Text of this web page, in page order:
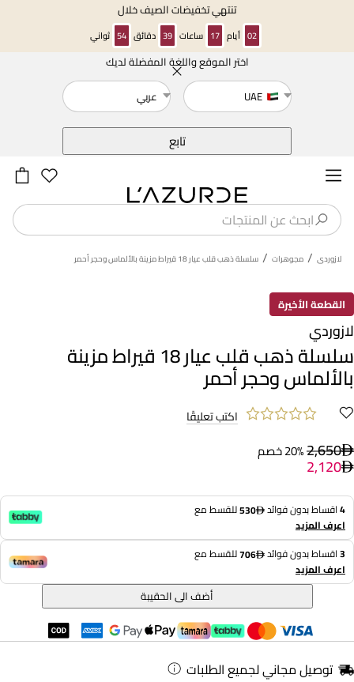
تنتهي تخفيضات الصيف خلال
02 أيام 17 ساعات 39 دقائق 53 ثواني
اختر الموقع واللغة المفضلة لديك
UAE
عربي
تابع
لازوردى / مجوهرات / سلسلة ذهب قلب عيار 18 قيراط مزينة بالألماس وحجر أحمر
القطعة الأخيرة
لازوردي
سلسلة ذهب قلب عيار 18 قيراط مزينة
بالألماس وحجر أحمر
اكتب تعليقًا
2,65020% خصم
2,120
4اقساط بدون فوائد 530للقسط مع
اعرف المزيد
3اقساط بدون فوائد 706للقسط مع
اعرف المزيد
أضف الى الحقيبة
توصيل مجاني لجميع الطلبات